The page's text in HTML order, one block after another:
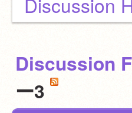
Discussion
ー3